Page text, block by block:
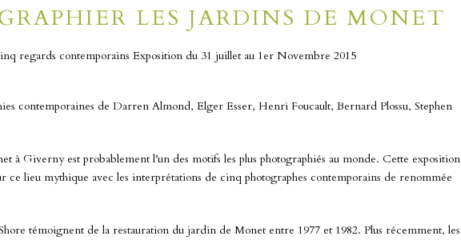
LES JARDINS DE MONET
regards contemporains Exposition du 31 juillet au 1er Novembre 2015
contemporaines de Darren Almond, Elger Esser, Henri Foucault, Bernard Plossu, Stephen
à Giverny est probablement l’un des motifs les plus photographiés au monde. Cette exposition
ce lieu mythique avec les interprétations de cinq photographes contemporains de renommée
témoignent de la restauration du jardin de Monet entre 1977 et 1982. Plus récemment, les